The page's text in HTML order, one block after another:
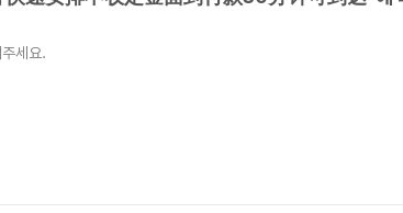
세요.